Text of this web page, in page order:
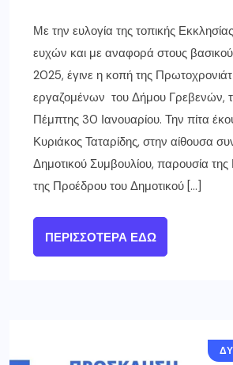
Με την ευλογία της τοπικής
ευχών και με αναφορά στους
2025, έγινε η κοπή της
εργαζομένων του Δήμου Γρεβενών,
Πέμπτης 30 Ιανουαρίου. Την πίτα
Κυριάκος Ταταρίδης, στην αίθουσα
Δημοτικού Συμβουλίου, παρουσία της
της Προέδρου του Δημοτικού […]
ΠΕΡΙΣΣΌΤΕΡΑ ΕΔΏ